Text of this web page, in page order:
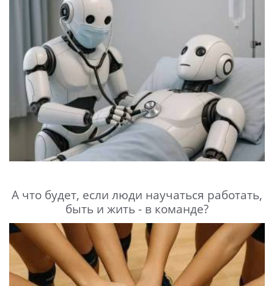
А что будет, если люди научаться работать,
быть и жить - в команде?